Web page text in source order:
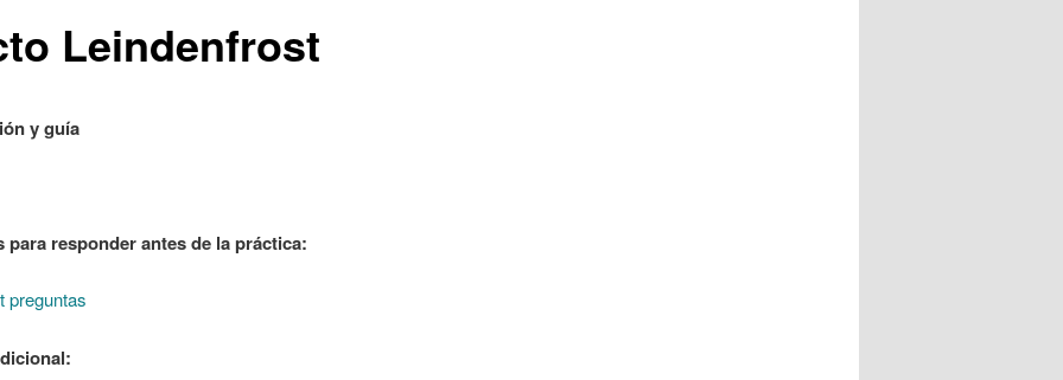
Leindenfrost
y guía
para responder antes de la práctica:
preguntas